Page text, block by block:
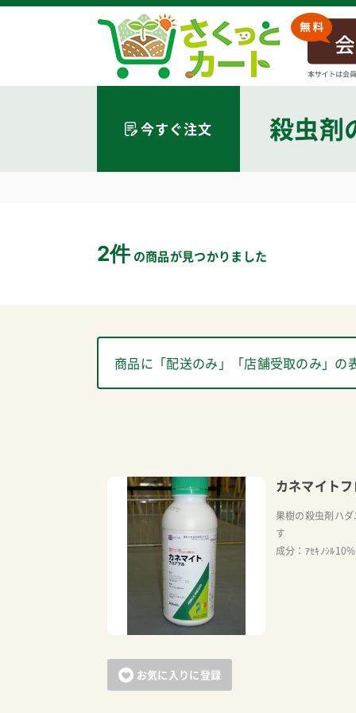
今すぐ注文 殺虫剤
2件 の商品が見つかりました
商品に「配送のみ」「店舗受取のみ」
お気に入りに登録
カネマイト
果樹の殺虫剤ハ
す
成分：ｱｾｷﾉｼﾙ10%